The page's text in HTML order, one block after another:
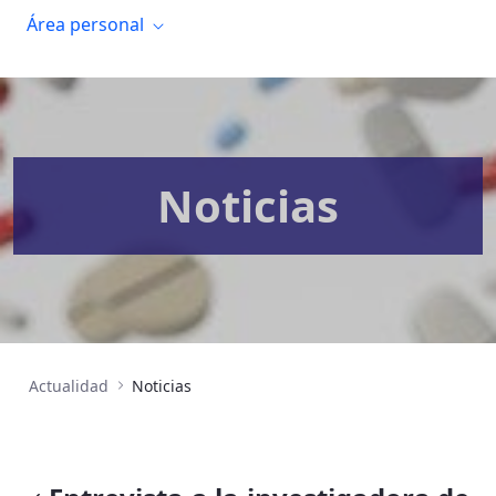
Área personal
Noticias
Actualidad Noticias